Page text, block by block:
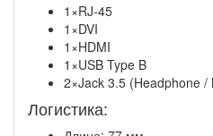
1×RJ-45
1×DVI
1×HDMI
1×USB Type B
2×Jack 3.5 (Headphone /
Логистика: